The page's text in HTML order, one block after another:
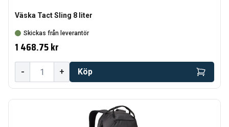
Väska Tact Sling 8 liter
Skickas från leverantör
1 468.75 kr
- + Köp